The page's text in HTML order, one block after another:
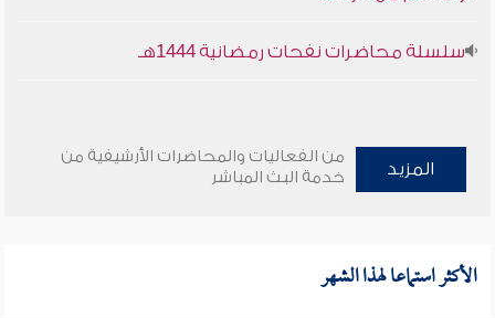
سلسلة محاضرات نفحات رمضانية 1444هـ
المزيد
من الفعاليات والمحاضرات الأرشيفية من
خدمة البث المباشر
الأكثر استماعا لهذا الشهر